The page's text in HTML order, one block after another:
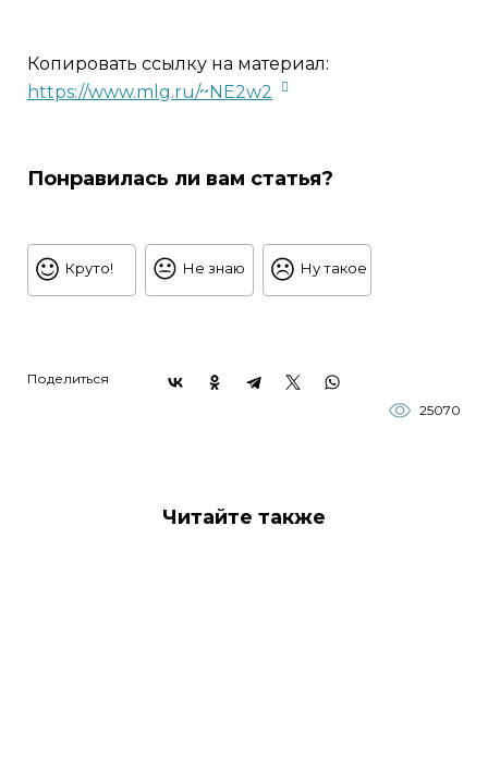
Копировать ссылку на материал:
https://www.mlg.ru/~NE2w2
Понравилась ли вам статья?
Круто! Не знаю Ну такое
Поделиться
25070
Читайте также